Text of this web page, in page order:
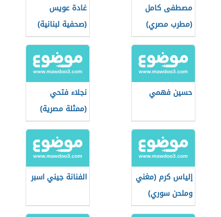
مصطفى كامل
(مطرب مصري)
غادة عويس
(صحفية لبنانية)
حسين فهمي
نجلاء فتحي
(ممثلة مصرية)
إلياس كرم (مغني
وملحن سوري)
الفنانة جيني اسبر